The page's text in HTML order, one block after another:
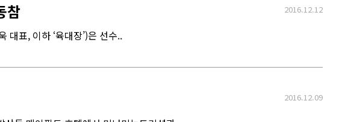
참
대표, 이하 ‘육대장’)은 선수..
2016.12.12
2016.12.09